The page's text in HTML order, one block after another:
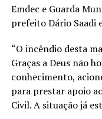
Emdec e Guarda
prefeito Dário Saadi
“O incêndio desta
Graças a Deus não
conhecimento,
para prestar apoio
Civil. A situação já